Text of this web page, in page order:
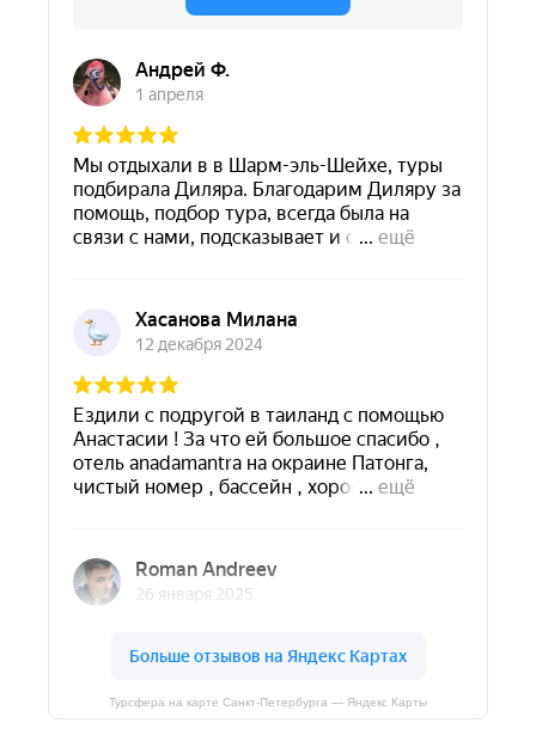
Турсфера на карте Санкт‑Петербурга — Яндекс Карты